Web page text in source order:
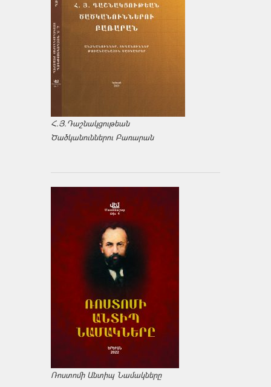
Հ.Յ.Դաշնակցութեան
Ծածկանուններու Բառարան
Ռոստոմի Անտիպ Նամակները